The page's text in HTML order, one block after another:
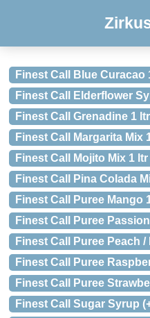
Finest Call Blue Curacao
Finest Call Elderflower
Finest Call Grenadine 1 ltr
Finest Call Margarita Mix
Finest Call Mojito Mix 1 ltr
Finest Call Pina Colada
Finest Call Puree Mango
Finest Call Puree
Finest Call Puree Peach
Finest Call Puree
Finest Call Puree
Finest Call Sugar Syrup